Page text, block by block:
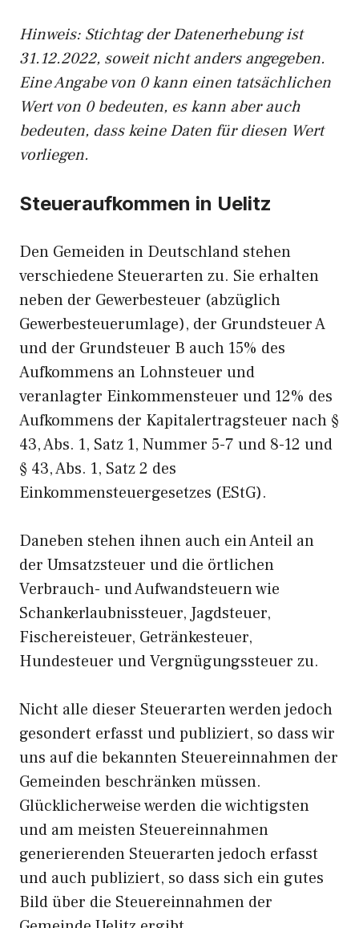
Hinweis: Stichtag der Datenerhebung ist
31.12.2022, soweit nicht anders angegeben.
Eine Angabe von 0 kann einen tatsächlichen
Wert von 0 bedeuten, es kann aber auch
bedeuten, dass keine Daten für diesen Wert
vorliegen.
Steueraufkommen in Uelitz
Den Gemeiden in Deutschland stehen
verschiedene Steuerarten zu. Sie erhalten
neben der Gewerbesteuer (abzüglich
Gewerbesteuerumlage), der Grundsteuer A
und der Grundsteuer B auch 15% des
Aufkommens an Lohnsteuer und
veranlagter Einkommensteuer und 12% des
Aufkommens der Kapitalertragsteuer nach §
43, Abs. 1, Satz 1, Nummer 5-7 und 8-12 und
§ 43, Abs. 1, Satz 2 des
Einkommensteuergesetzes (EStG).
Daneben stehen ihnen auch ein Anteil an
der Umsatzsteuer und die örtlichen
Verbrauch- und Aufwandsteuern wie
Schankerlaubnissteuer, Jagdsteuer,
Fischereisteuer, Getränkesteuer,
Hundesteuer und Vergnügungssteuer zu.
Nicht alle dieser Steuerarten werden jedoch
gesondert erfasst und publiziert, so dass wir
uns auf die bekannten Steuereinnahmen der
Gemeinden beschränken müssen.
Glücklicherweise werden die wichtigsten
und am meisten Steuereinnahmen
generierenden Steuerarten jedoch erfasst
und auch publiziert, so dass sich ein gutes
Bild über die Steuereinnahmen der